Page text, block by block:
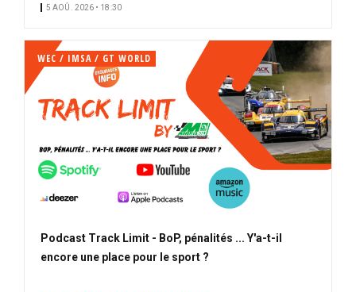
5 AOÛ. 2026 • 18:30
WEC / IMSA / GT WORLD
Podcast Track Limit - BoP, pénalités ... Y'a-t-il
encore une place pour le sport ?